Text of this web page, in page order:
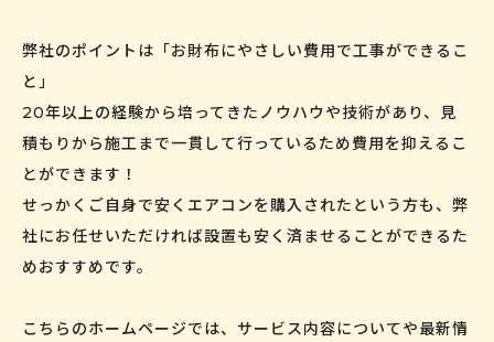
弊社のポイントは「お財布にやさしい費用で工事ができるこ
と」
20年以上の経験から培ってきたノウハウや技術があり、見
積もりから施工まで一貫して行っているため費用を抑えるこ
とができます！
せっかくご自身で安くエアコンを購入されたという方も、弊
社にお任せいただければ設置も安く済ませることができるた
めおすすめです。
こちらのホームページでは、サービス内容についてや最新情